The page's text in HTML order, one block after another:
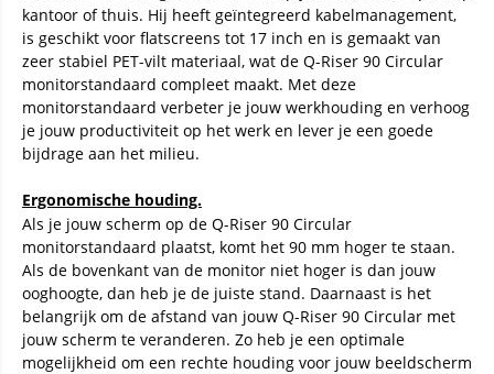
kantoor of thuis. Hij heeft geïntegreerd kabelmanagement,
is geschikt voor flatscreens tot 17 inch en is gemaakt van
zeer stabiel PET-vilt materiaal, wat de Q-Riser 90 Circular
monitorstandaard compleet maakt. Met deze
monitorstandaard verbeter je jouw werkhouding en verhoog
je jouw productiviteit op het werk en lever je een goede
bijdrage aan het milieu.
Ergonomische houding.
Als je jouw scherm op de Q-Riser 90 Circular
monitorstandaard plaatst, komt het 90 mm hoger te staan.
Als de bovenkant van de monitor niet hoger is dan jouw
ooghoogte, dan heb je de juiste stand. Daarnaast is het
belangrijk om de afstand van jouw Q-Riser 90 Circular met
jouw scherm te veranderen. Zo heb je een optimale
mogelijkheid om een rechte houding voor jouw beeldscherm